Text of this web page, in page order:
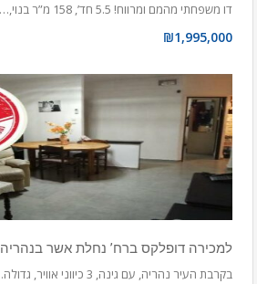
דו משפחתי מהמם ומרווח! 5.5 חד’, 158 מ”ר בנוי,…
₪1,995,000
למכירה דופלקס ברח’ נחלת אשר בנהריה
בקרבת העיר נהריה, עם גינה, 3 כיווני אוויר, גדולה…